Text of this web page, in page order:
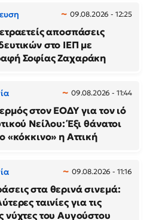
09.08.2026 - 12:25
αποσπάσεις
στο ΙΕΠ με
Σοφίας Ζαχαράκη
09.08.2026 - 11:44
στον ΕΟΔΥ για τον ιό
Νείλου: Έξι θάνατοι
«κόκκινο» η Αττική
09.08.2026 - 11:16
στα θερινά σινεμά:
ταινίες για τις
νύχτες του Αυγούστου